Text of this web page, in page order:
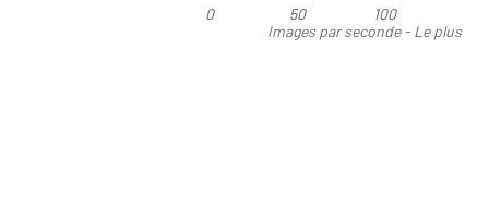
Images par seconde - Le plus
0 50 100